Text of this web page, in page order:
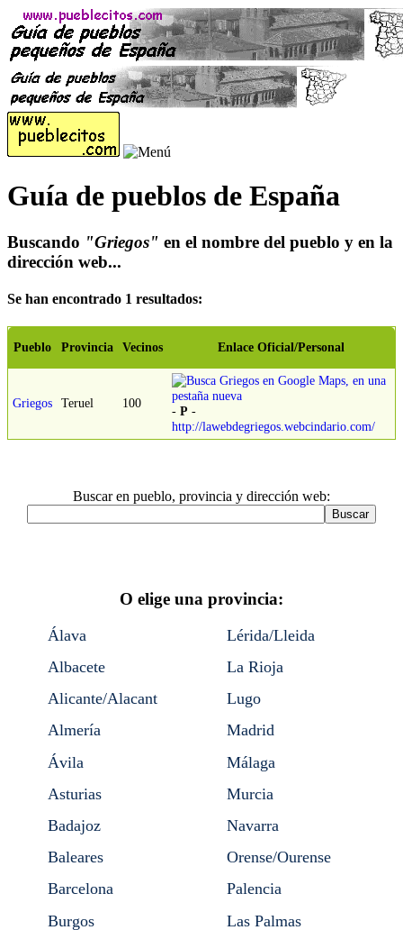
Guía de pueblos de España
Buscando "Griegos" en el nombre del pueblo y en la
dirección web...
Se han encontrado 1 resultados:
Pueblo Provincia Vecinos Enlace Oficial/Personal
Griegos Teruel 100
- P -
http://lawebdegriegos.webcindario.com/
Buscar en pueblo, provincia y dirección web:
O elige una provincia:
Álava
Albacete
Alicante/Alacant
Almería
Ávila
Asturias
Badajoz
Baleares
Barcelona
Burgos
Lérida/Lleida
La Rioja
Lugo
Madrid
Málaga
Murcia
Navarra
Orense/Ourense
Palencia
Las Palmas